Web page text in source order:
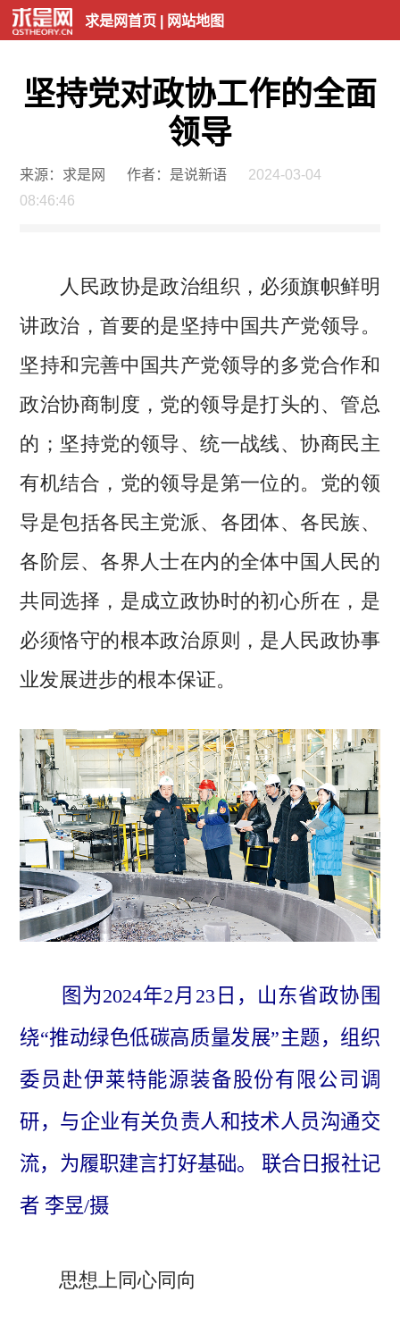
求是网首页| 网站地图
坚持党对政协工作的全面
领导
来源：求是网 作者：是说新语
2024-03-04
08:46:46
人民政协是政治组织，必须旗帜鲜明
讲政治，首要的是坚持中国共产党领导。
坚持和完善中国共产党领导的多党合作和
政治协商制度，党的领导是打头的、管总
的；坚持党的领导、统一战线、协商民主
有机结合，党的领导是第一位的。党的领
导是包括各民主党派、各团体、各民族、
各阶层、各界人士在内的全体中国人民的
共同选择，是成立政协时的初心所在，是
必须恪守的根本政治原则，是人民政协事
业发展进步的根本保证。
图为2024年2月23日，山东省政协围
绕“推动绿色低碳高质量发展”主题，组织
委员赴伊莱特能源装备股份有限公司调
研，与企业有关负责人和技术人员沟通交
流，为履职建言打好基础。 联合日报社记
者 李昱/摄
思想上同心同向